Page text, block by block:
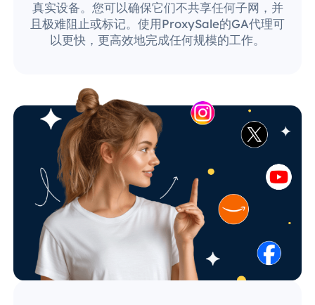
真实设备。您可以确保它们不共享任何子网，并
且极难阻止或标记。使用ProxySale的GA代理可
以更快，更高效地完成任何规模的工作。